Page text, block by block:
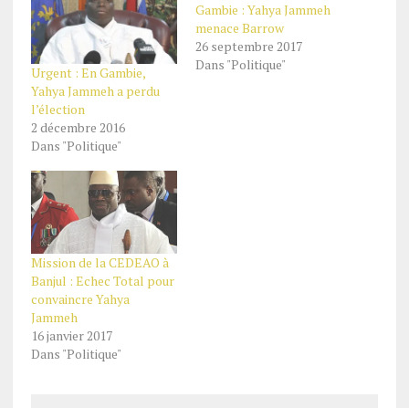
Urgent : En Gambie,
Yahya Jammeh a perdu
l’élection
2 décembre 2016
Dans "Politique"
Gambie : Yahya Jammeh
menace Barrow
26 septembre 2017
Dans "Politique"
Mission de la CEDEAO à
Banjul : Echec Total pour
convaincre Yahya
Jammeh
16 janvier 2017
Dans "Politique"